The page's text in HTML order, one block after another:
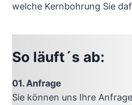
welche Kernbohrung Sie
So läuft´s ab:
01. Anfrage
Sie können uns Ihre